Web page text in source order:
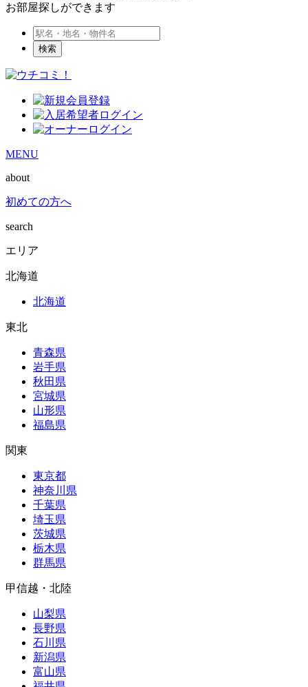
お部屋探しができます
検索
MENU
about
初めての方へ
search
エリア
北海道
北海道
東北
青森県
岩手県
秋田県
宮城県
山形県
福島県
関東
東京都
神奈川県
千葉県
埼玉県
茨城県
栃木県
群馬県
甲信越・北陸
山梨県
長野県
石川県
新潟県
富山県